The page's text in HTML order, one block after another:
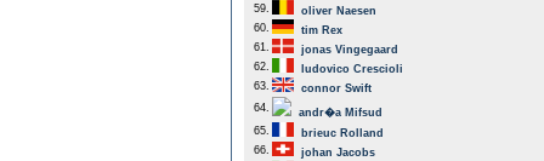
59.
oliver Naesen
60.
tim Rex
61.
jonas Vingegaard
62.
ludovico Crescioli
63.
connor Swift
64.
andr�a Mifsud
65.
brieuc Rolland
66.
johan Jacobs